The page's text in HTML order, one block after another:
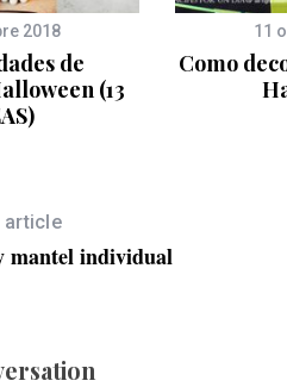
2018
de
(13
11
Como
article
mantel individual